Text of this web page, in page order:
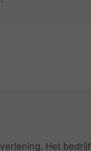
Het bedrijf